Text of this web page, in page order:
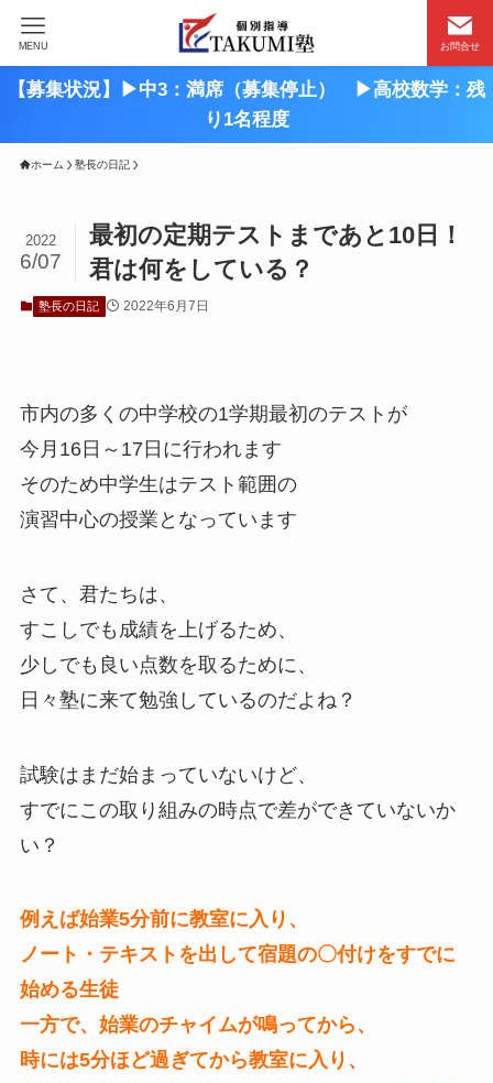
お問合せ
MENU
【募集状況】▶︎中3：満席（募集停止） ▶︎高校数学：残
り1名程度
ホーム 塾長の日記
最初の定期テストまであと10日！
君は何をしている？
2022
6/07
塾長の日記 2022年6月7日
市内の多くの中学校の1学期最初のテストが
今月16日～17日に行われます
そのため中学生はテスト範囲の
演習中心の授業となっています
さて、君たちは、
すこしでも成績を上げるため、
少しでも良い点数を取るために、
日々塾に来て勉強しているのだよね？
試験はまだ始まっていないけど、
すでにこの取り組みの時点で差ができていないか
い？
例えば始業5分前に教室に入り、
ノート・テキストを出して宿題の〇付けをすでに
始める生徒
一方で、始業のチャイムが鳴ってから、
時には5分ほど過ぎてから教室に入り、